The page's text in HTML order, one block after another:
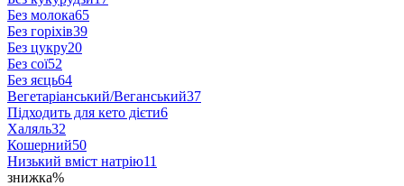
Без молока65
Без горіхів39
Без цукру20
Без сої52
Без яєць64
Вегетаріанський/Веганський37
Підходить для кето дієти6
Халяль32
Кошерний50
Низький вміст натрію11
знижка%